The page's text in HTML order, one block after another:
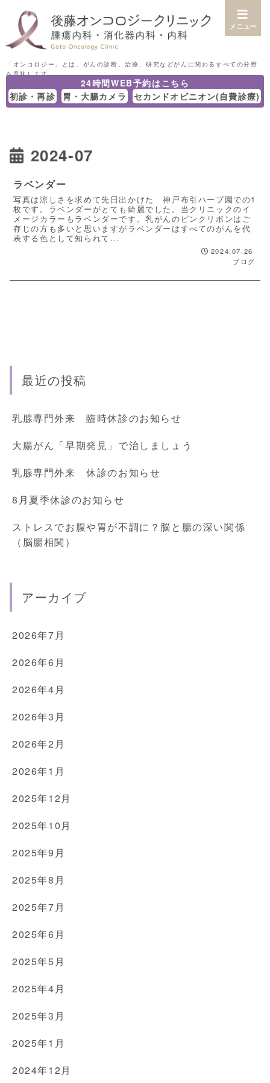
24時間WEB予約はこちら
初診・再診
胃・大腸カメラ セカンドオピニオン(自費診療)
2024-07
ラベンダー
写真は涼しさを求めて先日出かけた 神戸布引ハーブ園での1
枚です。ラベンダーがとても綺麗でした。当クリニックのイ
メージカラーもラベンダーです。乳がんのピンクリボンはご
存じの方も多いと思いますがラベンダーはすべてのがんを代
表する色として知られて...
2024.07.26
ブログ
最近の投稿
乳腺専門外来 臨時休診のお知らせ
大腸がん「早期発見」で治しましょう
乳腺専門外来 休診のお知らせ
8月夏季休診のお知らせ
ストレスでお腹や胃が不調に？脳と腸の深い関係
（脳腸相関）
アーカイブ
2026年7月
2026年6月
2026年4月
2026年3月
2026年2月
2026年1月
2025年12月
2025年10月
2025年9月
2025年8月
2025年7月
2025年6月
2025年5月
2025年4月
2025年3月
2025年1月
2024年12月
メニュー